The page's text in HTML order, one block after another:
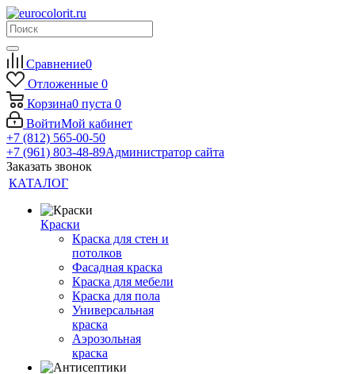
Сравнение0
Отложенные 0
Корзина0 пуста 0
ВойтиМой кабинет
+7 (812) 565-00-50
+7 (961) 803-48-89Администратор сайта
Заказать звонок
КАТАЛОГ
Краски
Краска для стен и
потолков
Фасадная краска
Краска для мебели
Краска для пола
Универсальная
краска
Аэрозольная
краска